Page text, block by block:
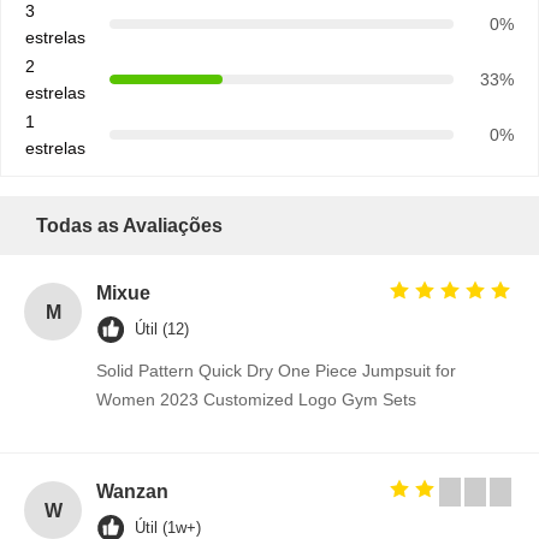
3
estrelas
0%
2
estrelas
33%
1
estrelas
0%
Todas as Avaliações
M
Mixue
Útil (12)
Solid Pattern Quick Dry One Piece Jumpsuit for
Women 2023 Customized Logo Gym Sets
W
Wanzan
Útil (1w+)